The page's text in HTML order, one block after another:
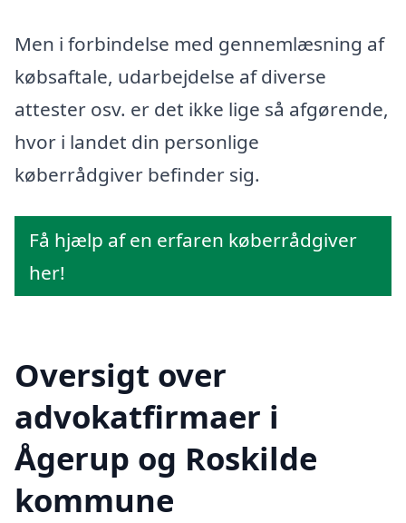
Men i forbindelse med gennemlæsning af
købsaftale, udarbejdelse af diverse
attester osv. er det ikke lige så afgørende,
hvor i landet din personlige
køberrådgiver befinder sig.
Få hjælp af en erfaren køberrådgiver
her!
Oversigt over
advokatfirmaer i
Ågerup og Roskilde
kommune